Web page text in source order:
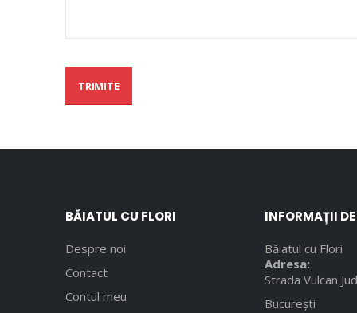
TRIMITE
BĂIATUL CU FLORI
Despre noi
Contact
Contul meu
INFORMAȚII
Băiatul cu Flori
Adresa:
Strada Vulcan
București